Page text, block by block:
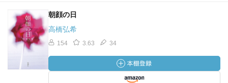
朝顔の日
高橋弘希
154 3.63 34